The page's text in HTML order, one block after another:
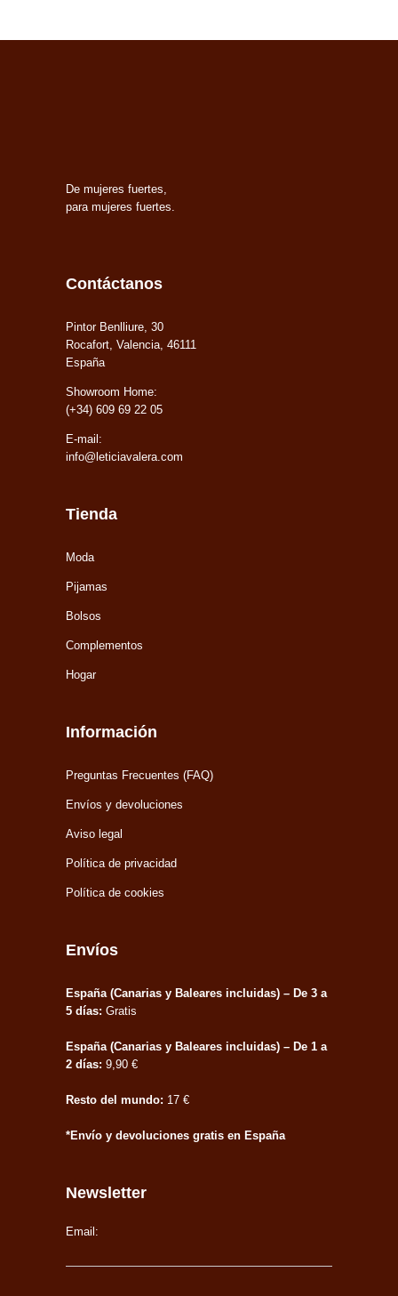
De mujeres fuertes,
para mujeres fuertes.
Contáctanos
Pintor Benlliure, 30
Rocafort, Valencia, 46111
España
Showroom Home:
(+34) 609 69 22 05
E-mail:
info@leticiavalera.com
Tienda
Moda
Pijamas
Bolsos
Complementos
Hogar
Información
Preguntas Frecuentes (FAQ)
Envíos y devoluciones
Aviso legal
Política de privacidad
Política de cookies
Envíos
España (Canarias y Baleares incluidas) – De 3 a
5 días: Gratis
España (Canarias y Baleares incluidas) – De 1 a
2 días: 9,90 €
Resto del mundo: 17 €
*Envío y devoluciones gratis en España
Newsletter
Email: